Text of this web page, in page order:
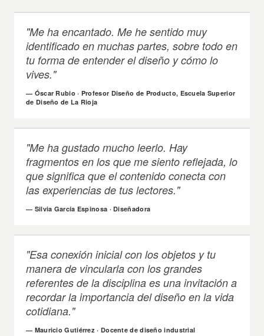
"Me ha encantado. Me he sentido muy
identificado en muchas partes, sobre todo en
tu forma de entender el diseño y cómo lo
vives."
— Óscar Rubio · Profesor Diseño de Producto, Escuela Superior
de Diseño de La Rioja
"Me ha gustado mucho leerlo. Hay
fragmentos en los que me siento reflejada, lo
que significa que el contenido conecta con
las experiencias de tus lectores."
— Silvia García Espinosa · Diseñadora
"Esa conexión inicial con los objetos y tu
manera de vincularla con los grandes
referentes de la disciplina es una invitación a
recordar la importancia del diseño en la vida
cotidiana."
— Mauricio Gutiérrez · Docente de diseño industrial